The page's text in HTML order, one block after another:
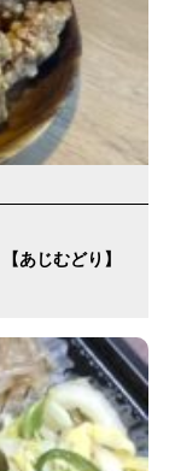
あじむどり】